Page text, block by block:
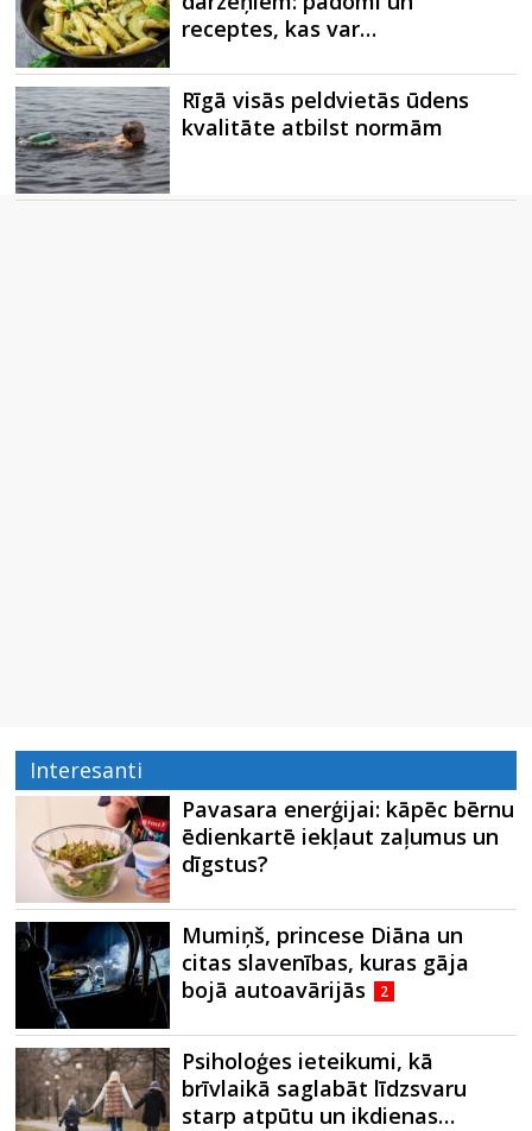
receptes, kas var…
Rīgā visās peldvietās ūdens
kvalitāte atbilst normām
Interesanti
Pavasara enerģijai: kāpēc bērnu
ēdienkartē iekļaut zaļumus un
dīgstus?
Mumiņš, princese Diāna un
citas slavenības, kuras gāja
bojā autoavārijās
2
Psiholoģes ieteikumi, kā
brīvlaikā saglabāt līdzsvaru
starp atpūtu un ikdienas…